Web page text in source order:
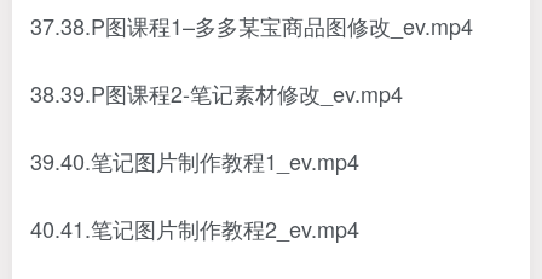
37.38.P图课程1–多多某宝商品图修改_ev.mp4
38.39.P图课程2-笔记素材修改_ev.mp4
39.40.笔记图片制作教程1_ev.mp4
40.41.笔记图片制作教程2_ev.mp4